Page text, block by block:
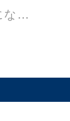
見通しのよい暮らしになる片づけサイト